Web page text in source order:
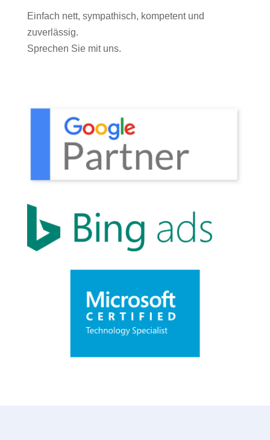
Einfach nett, sympathisch, kompetent und
zuverlässig.
Sprechen Sie mit uns.